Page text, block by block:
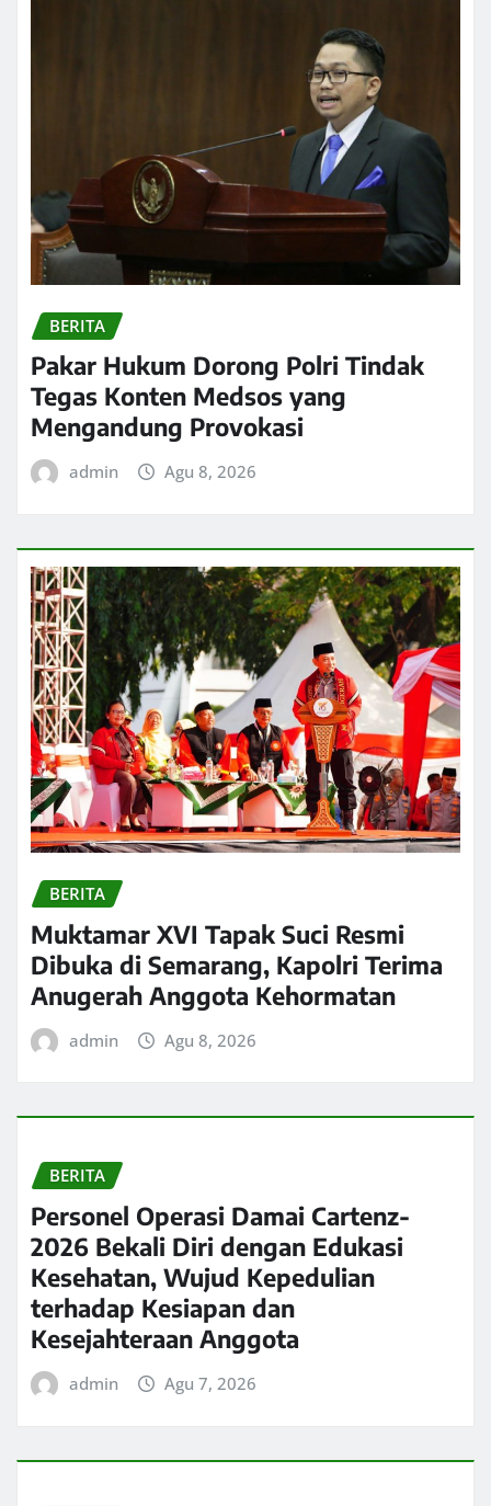
BERITA
Pakar Hukum Dorong Polri Tindak
Tegas Konten Medsos yang
Mengandung Provokasi
admin Agu 8, 2026
BERITA
Muktamar XVI Tapak Suci Resmi
Dibuka di Semarang, Kapolri Terima
Anugerah Anggota Kehormatan
admin Agu 8, 2026
BERITA
Personel Operasi Damai Cartenz-
2026 Bekali Diri dengan Edukasi
Kesehatan, Wujud Kepedulian
terhadap Kesiapan dan
Kesejahteraan Anggota
admin Agu 7, 2026